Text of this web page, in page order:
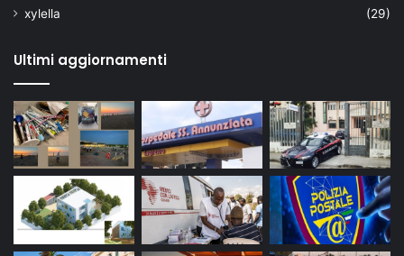
xylella
(29)
Ultimi aggiornamenti